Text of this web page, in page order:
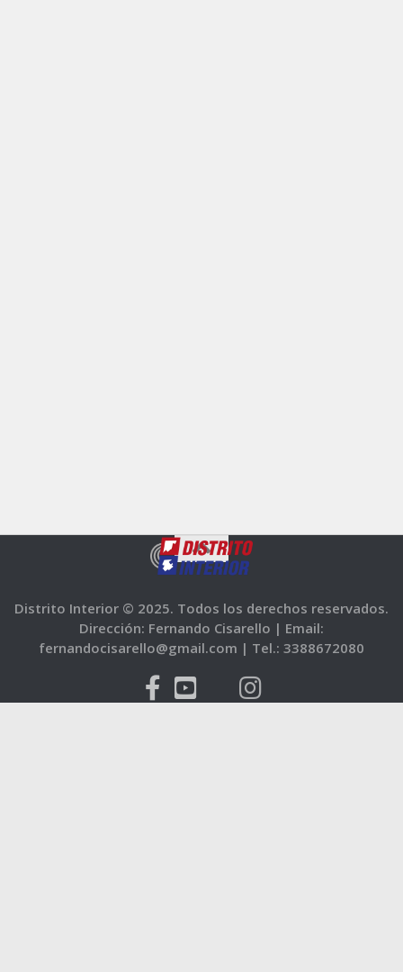
Distrito Interior © 2025. Todos los derechos reservados.
Dirección: Fernando Cisarello | Email:
fernandocisarello@gmail.com | Tel.: 3388672080